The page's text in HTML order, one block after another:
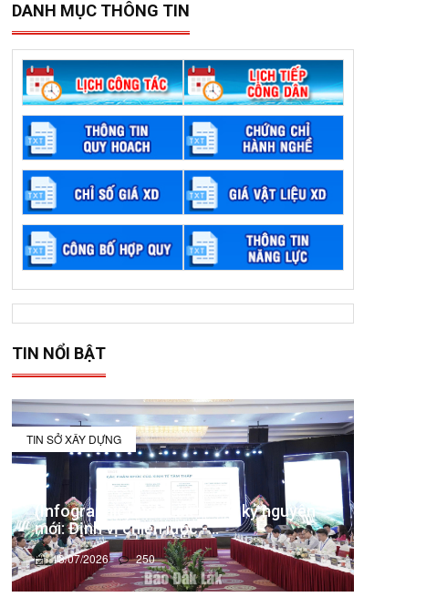
DANH MỤC THÔNG TIN
TIN NỔI BẬT
TIN SỞ XÂY DỰNG
(Infographic) Đắk Lắk trong kỷ nguyên
mới: Định vị chiến lược -...
13/07/2026 250